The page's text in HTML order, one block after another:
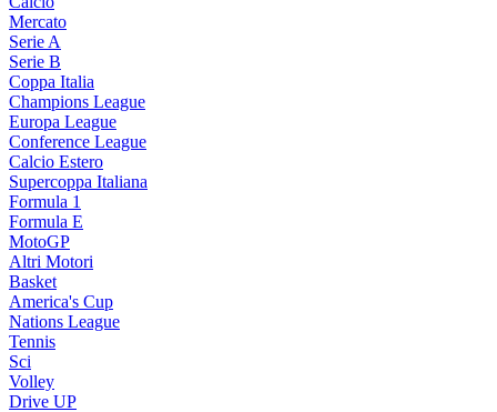
Mercato
Serie A
Serie B
Coppa Italia
Champions League
Europa League
Conference League
Calcio Estero
Supercoppa Italiana
Formula 1
Formula E
MotoGP
Altri Motori
Basket
America's Cup
Nations League
Tennis
Sci
Volley
Drive UP